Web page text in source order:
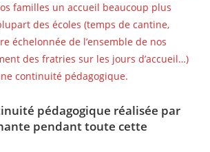
familles un accueil beaucoup plus
des écoles (temps de cantine,
échelonnée de l’ensemble de nos
des fratries sur les jours d’accueil…)
continuité pédagogique.
pédagogique réalisée par
pendant toute cette